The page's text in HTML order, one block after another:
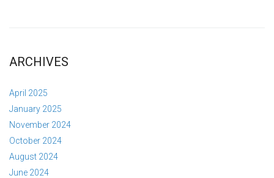
ARCHIVES
April 2025
January 2025
November 2024
October 2024
August 2024
June 2024